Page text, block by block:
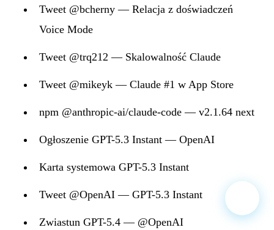
Tweet @bcherny — Relacja z doświadczeń
Voice Mode
Tweet @trq212 — Skalowalność Claude
Tweet @mikeyk — Claude #1 w App Store
npm @anthropic-ai/claude-code — v2.1.64 next
Ogłoszenie GPT-5.3 Instant — OpenAI
Karta systemowa GPT-5.3 Instant
Tweet @OpenAI — GPT-5.3 Instant
Zwiastun GPT-5.4 — @OpenAI